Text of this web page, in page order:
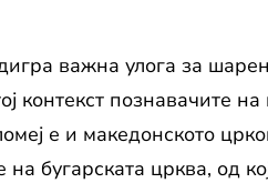
важна улога за
познавачите на
е и македонското
бугарската црква, од